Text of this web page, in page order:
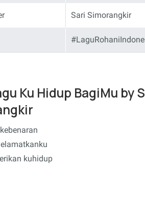
Sari Simorangkir
Ku Hidup BagiMu
kuhidup